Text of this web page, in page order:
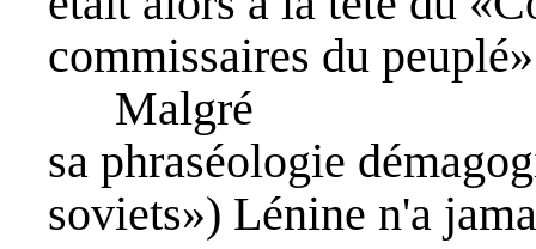
commissaires du
Malgré
sa phraséologie
soviets») Lénine n'a